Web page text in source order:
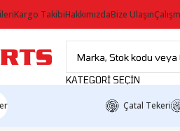
Kargo TakibiHakkımızdaBize Ulaşın
KATEGORI SEÇIN
Çatal Tekeri